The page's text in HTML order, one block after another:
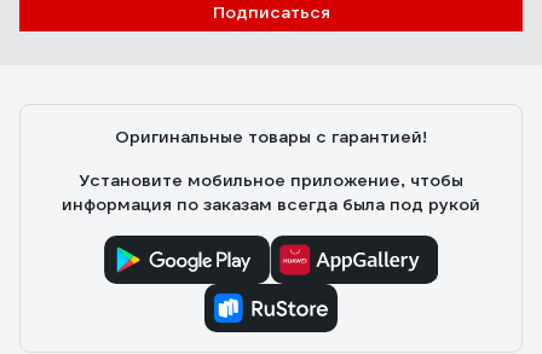
Подписаться
Оригинальные товары с гарантией!
Установите мобильное приложение, чтобы
информация по заказам всегда была под рукой